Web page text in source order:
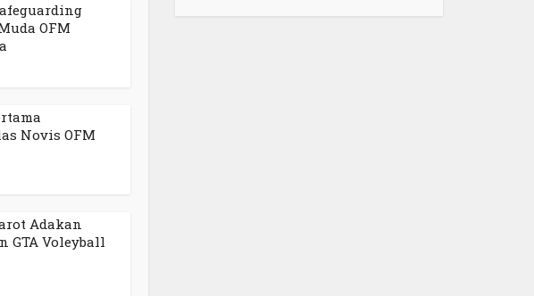
OFM
Novis OFM
Adakan
GTA Voleyball